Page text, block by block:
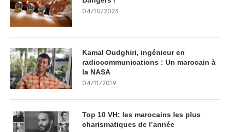
04/10/2023
Kamal Oudghiri, ingénieur en
radiocommunications : Un marocain à
la NASA
04/11/2019
Top 10 VH: les marocains les plus
charismatiques de l’année